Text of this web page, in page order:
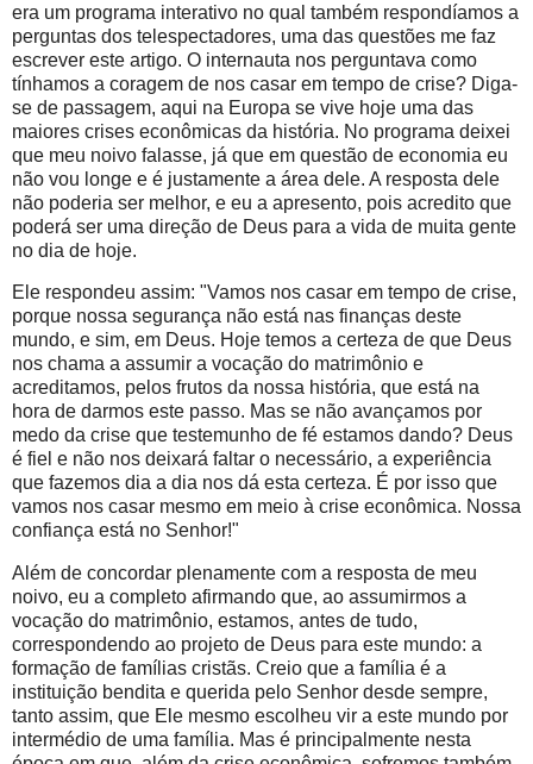
era um programa interativo no qual também respondíamos a
perguntas dos telespectadores, uma das questões me faz
escrever este artigo. O internauta nos perguntava como
tínhamos a coragem de nos casar em tempo de crise? Diga-
se de passagem, aqui na Europa se vive hoje uma das
maiores crises econômicas da história. No programa deixei
que meu noivo falasse, já que em questão de economia eu
não vou longe e é justamente a área dele. A resposta dele
não poderia ser melhor, e eu a apresento, pois acredito que
poderá ser uma direção de Deus para a vida de muita gente
no dia de hoje.
Ele respondeu assim: "Vamos nos casar em tempo de crise,
porque nossa segurança não está nas finanças deste
mundo, e sim, em Deus. Hoje temos a certeza de que Deus
nos chama a assumir a vocação do matrimônio e
acreditamos, pelos frutos da nossa história, que está na
hora de darmos este passo. Mas se não avançamos por
medo da crise que testemunho de fé estamos dando? Deus
é fiel e não nos deixará faltar o necessário, a experiência
que fazemos dia a dia nos dá esta certeza. É por isso que
vamos nos casar mesmo em meio à crise econômica. Nossa
confiança está no Senhor!"
Além de concordar plenamente com a resposta de meu
noivo, eu a completo afirmando que, ao assumirmos a
vocação do matrimônio, estamos, antes de tudo,
correspondendo ao projeto de Deus para este mundo: a
formação de famílias cristãs. Creio que a família é a
instituição bendita e querida pelo Senhor desde sempre,
tanto assim, que Ele mesmo escolheu vir a este mundo por
intermédio de uma família. Mas é principalmente nesta